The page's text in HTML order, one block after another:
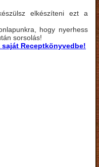
elkészíteni ezt a
hogy nyerhess
sorsolás!
Receptkönyvedbe!